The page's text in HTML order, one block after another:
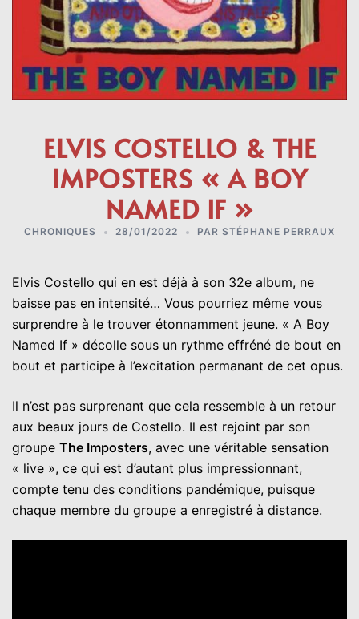
ELVIS COSTELLO & THE
IMPOSTERS « A BOY
NAMED IF »
CHRONIQUES 28/01/2022 PAR STÉPHANE PERRAUX
Elvis Costello qui en est déjà à son 32e album, ne
baisse pas en intensité… Vous pourriez même vous
surprendre à le trouver étonnamment jeune. « A Boy
Named If » décolle sous un rythme effréné de bout en
bout et participe à l’excitation permanant de cet opus.
Il n’est pas surprenant que cela ressemble à un retour
aux beaux jours de Costello. Il est rejoint par son
groupe The Imposters, avec une véritable sensation
« live », ce qui est d’autant plus impressionnant,
compte tenu des conditions pandémique, puisque
chaque membre du groupe a enregistré à distance.